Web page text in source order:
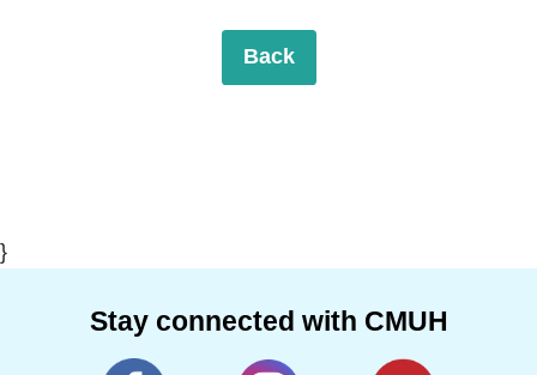
Back
}
Stay connected with CMUH